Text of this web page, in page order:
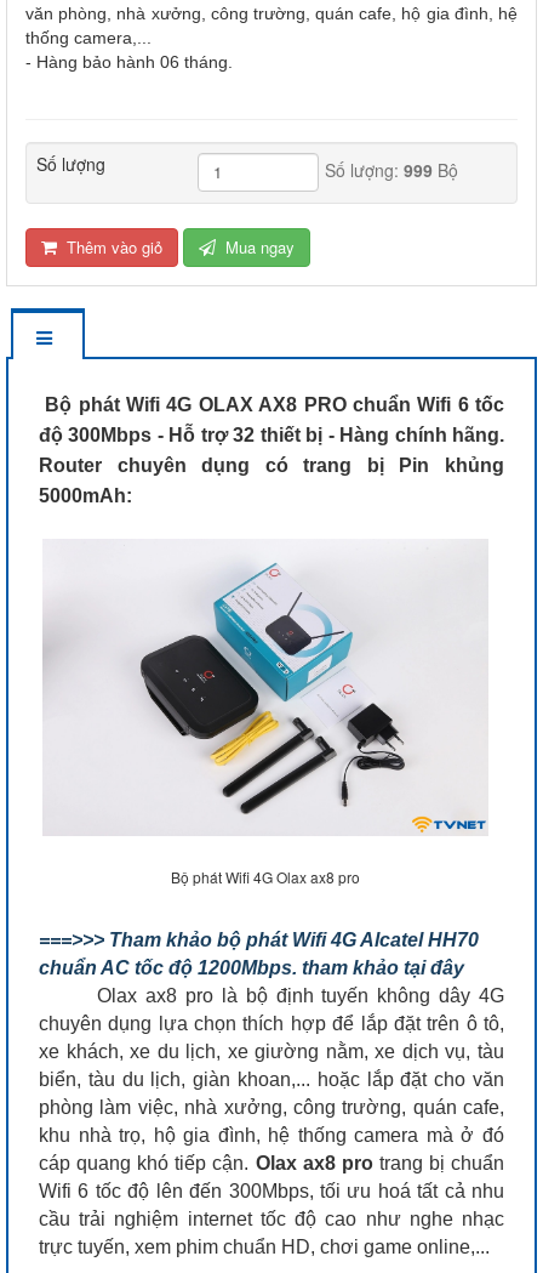
văn phòng, nhà xưởng, công trường, quán cafe, hộ gia đình, hệ
thống camera,...
- Hàng bảo hành 06 tháng.
Số lượng Số lượng: 999Bộ
Thêm vào giỏ Mua ngay
Bộ phát Wifi 4G OLAX AX8 PRO chuẩn Wifi 6 tốc
độ 300Mbps - Hỗ trợ 32 thiết bị - Hàng chính hãng.
Router chuyên dụng có trang bị Pin khủng
5000mAh:
Bộ phát Wifi 4G Olax ax8 pro
===>>> Tham khảo bộ phát Wifi 4G Alcatel HH70
chuẩn AC tốc độ 1200Mbps. tham khảo tại đây
Olax ax8 pro là bộ định tuyến không dây 4G
chuyên dụng lựa chọn thích hợp để lắp đặt trên ô tô,
xe khách, xe du lịch, xe giường nằm, xe dịch vụ, tàu
biển, tàu du lịch, giàn khoan,... hoặc lắp đặt cho văn
phòng làm việc, nhà xưởng, công trường, quán cafe,
khu nhà trọ, hộ gia đình, hệ thống camera mà ở đó
cáp quang khó tiếp cận. Olax ax8 protrang bị chuẩn
Wifi 6 tốc độ lên đến 300Mbps, tối ưu hoá tất cả nhu
cầu trải nghiệm internet tốc độ cao như nghe nhạc
trực tuyến, xem phim chuẩn HD, chơi game online,...